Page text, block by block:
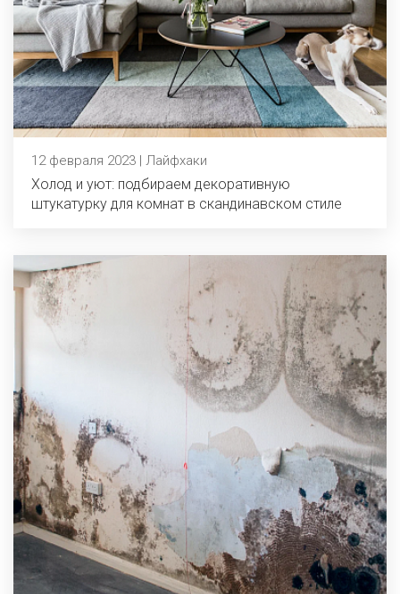
12 февраля 2023 | Лайфхаки
Холод и уют: подбираем декоративную
штукатурку для комнат в скандинавском стиле